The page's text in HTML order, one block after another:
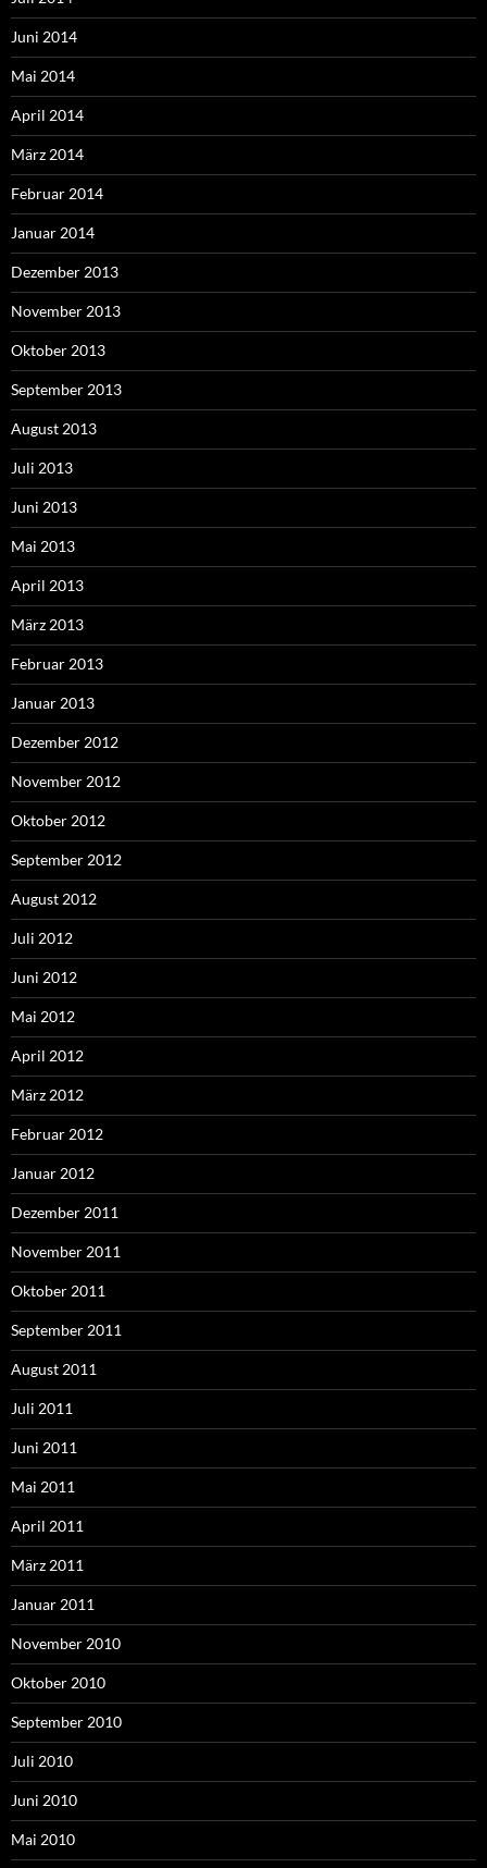
Juni 2014
Mai 2014
April 2014
März 2014
Februar 2014
Januar 2014
Dezember 2013
November 2013
Oktober 2013
September 2013
August 2013
Juli 2013
Juni 2013
Mai 2013
April 2013
März 2013
Februar 2013
Januar 2013
Dezember 2012
November 2012
Oktober 2012
September 2012
August 2012
Juli 2012
Juni 2012
Mai 2012
April 2012
März 2012
Februar 2012
Januar 2012
Dezember 2011
November 2011
Oktober 2011
September 2011
August 2011
Juli 2011
Juni 2011
Mai 2011
April 2011
März 2011
Januar 2011
November 2010
Oktober 2010
September 2010
Juli 2010
Juni 2010
Mai 2010